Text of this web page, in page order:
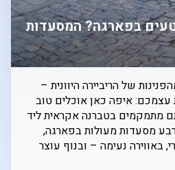
בפארגה? המסעדות
של הריביירה היוונית –
איפה כאן אוכלים טוב
מתמקמים בטברנה אקראית ליד
מסעדות מעולות בפארגה,
באווירה נעימה – ובנוף עוצר